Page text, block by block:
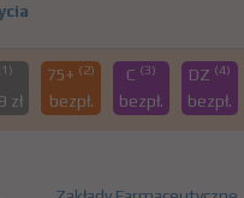
zł
75+ (2)
bezpł.
C (3)
bezpł.
DZ (4)
bezpł.